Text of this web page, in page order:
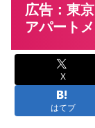
広告：東
アパートメ
X
はてブ